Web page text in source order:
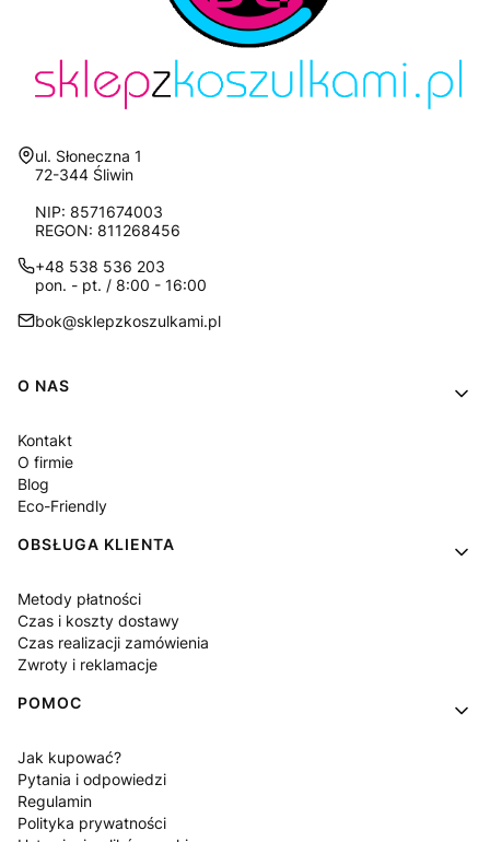
Adres:
ul. Słoneczna 1
72-344 Śliwin
NIP: 8571674003
REGON: 811268456
+48 538 536 203
pon. - pt. / 8:00 - 16:00
bok@sklepzkoszulkami.pl
Linki w stopce
O NAS
Kontakt
O firmie
Blog
Eco-Friendly
OBSŁUGA KLIENTA
Metody płatności
Czas i koszty dostawy
Czas realizacji zamówienia
Zwroty i reklamacje
POMOC
Jak kupować?
Pytania i odpowiedzi
Regulamin
Polityka prywatności